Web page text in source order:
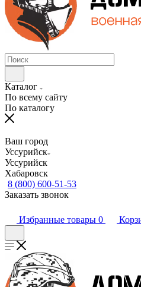
Каталог
По всему сайту
По каталогу
Ваш город
Уссурийск
Уссурийск
Хабаровск
8 (800) 600-51-53
Заказать звонок
Избранные товары 0